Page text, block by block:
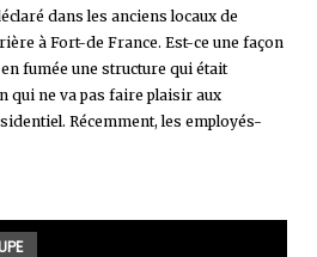
dans les anciens locaux de
à Fort-de France. Est-ce une façon
fumée une structure qui était
qui ne va pas faire plaisir aux
Récemment, les employés-